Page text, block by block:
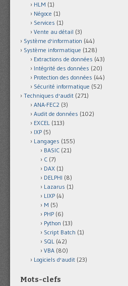
HLM (1)
Négoce (1)
Services (1)
Vente au détail (3)
Système d'information (44)
Système informatique (128)
Extractions de données (43)
Intégrité des données (20)
Protection des données (44)
Sécurité informatique (52)
Techniques d'audit (271)
ANA-FEC2 (3)
Audit de données (102)
EXCEL (113)
IXP (5)
Langages (155)
BASIC (21)
C (7)
DAX (1)
DELPHI (8)
Lazarus (1)
LIXP (4)
M (5)
PHP (6)
Python (13)
Script Batch (1)
SQL (42)
VBA (80)
Logiciels d'audit (23)
Mots-clefs